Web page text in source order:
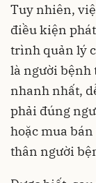
Tuy nhiên,
điều kiện
trình quản lý
là người bệnh
nhanh nhất,
phải đúng
hoặc mua
thân người